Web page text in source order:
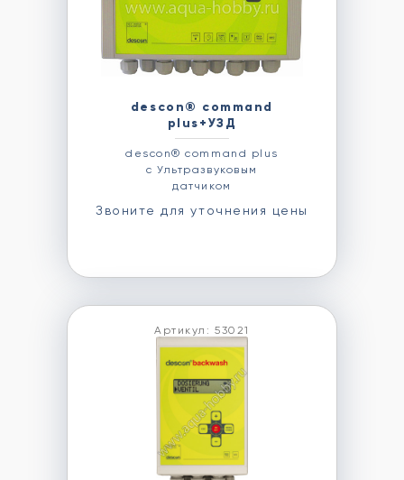
descon® command
plus+УЗД
descon® command plus
с Ультразвуковым
датчиком
Звоните для уточнения цены
Артикул: 53021